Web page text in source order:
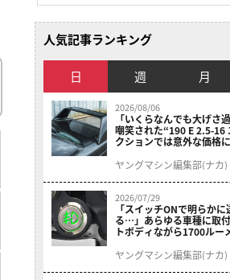
人気記事ランキング
日 週 月
2026/08/06
「いくらなんでも大げさ
嘲笑された“190 E 2.5-
クションでは意外な価格
ヤングマシン編集部(ナカ)
2026/07/29
「スイッチONで明らか
る…」あらゆる車種に取
トボディながら1700ルー
ニット プレシャスレイ ス
ヤングマシン編集部(ナカ)